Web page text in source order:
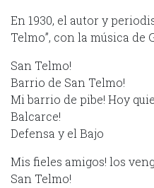
En 1930, el autor y
Telmo”, con la música de
San Telmo!
Barrio de San Telmo!
Mi barrio de pibe! Hoy
Balcarce!
Defensa y el Bajo
Mis fieles amigos! los
San Telmo!